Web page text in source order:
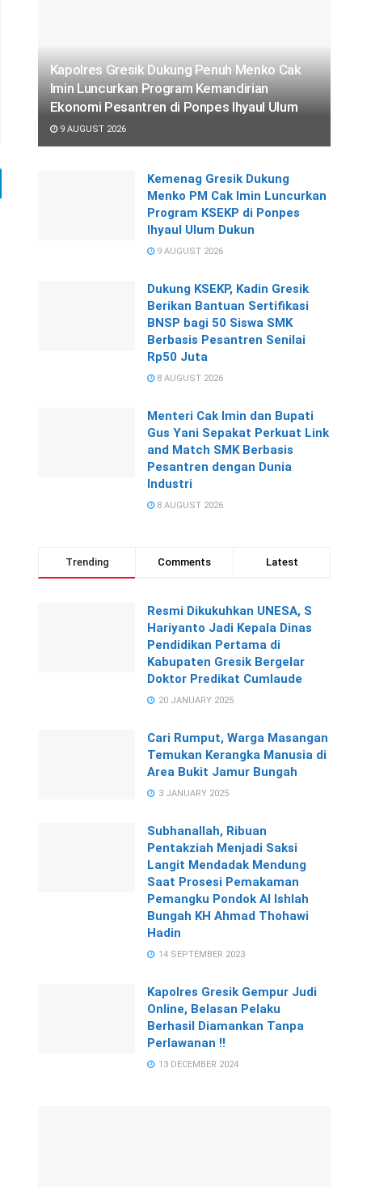
Kapolres Gresik Dukung Penuh Menko Cak
Imin Luncurkan Program Kemandirian
Ekonomi Pesantren di Ponpes Ihyaul Ulum
9 AUGUST 2026
Kemenag Gresik Dukung
Menko PM Cak Imin Luncurkan
Program KSEKP di Ponpes
Ihyaul Ulum Dukun
9 AUGUST 2026
Dukung KSEKP, Kadin Gresik
Berikan Bantuan Sertifikasi
BNSP bagi 50 Siswa SMK
Berbasis Pesantren Senilai
Rp50 Juta
8 AUGUST 2026
Menteri Cak Imin dan Bupati
Gus Yani Sepakat Perkuat Link
and Match SMK Berbasis
Pesantren dengan Dunia
Industri
8 AUGUST 2026
Trending Comments Latest
Resmi Dikukuhkan UNESA, S
Hariyanto Jadi Kepala Dinas
Pendidikan Pertama di
Kabupaten Gresik Bergelar
Doktor Predikat Cumlaude
20 JANUARY 2025
Cari Rumput, Warga Masangan
Temukan Kerangka Manusia di
Area Bukit Jamur Bungah
3 JANUARY 2025
Subhanallah, Ribuan
Pentakziah Menjadi Saksi
Langit Mendadak Mendung
Saat Prosesi Pemakaman
Pemangku Pondok Al Ishlah
Bungah KH Ahmad Thohawi
Hadin
14 SEPTEMBER 2023
Kapolres Gresik Gempur Judi
Online, Belasan Pelaku
Berhasil Diamankan Tanpa
Perlawanan !!
13 DECEMBER 2024